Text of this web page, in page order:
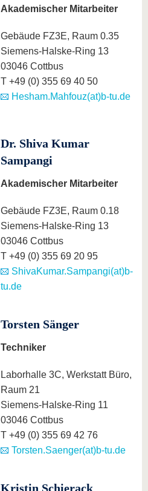
Akademischer Mitarbeiter
Gebäude FZ3E, Raum 0.35
Siemens-Halske-Ring 13
03046 Cottbus
T +49 (0) 355 69 40 50
Hesham.Mahfouz(at)b-tu.de
Dr. Shiva Kumar
Sampangi
Akademischer Mitarbeiter
Gebäude FZ3E, Raum 0.18
Siemens-Halske-Ring 13
03046 Cottbus
T +49 (0) 355 69 20 95
ShivaKumar.Sampangi(at)b-
tu.de
Torsten Sänger
Techniker
Laborhalle 3C, Werkstatt Büro,
Raum 21
Siemens-Halske-Ring 11
03046 Cottbus
T +49 (0) 355 69 42 76
Torsten.Saenger(at)b-tu.de
Kristin Schierack